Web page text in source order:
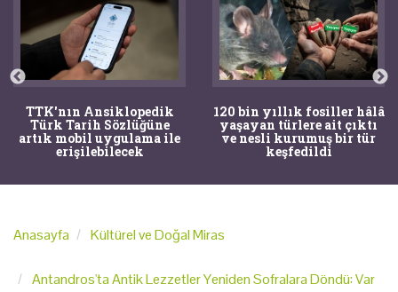
TTK'nın Ansiklopedik
Türk Tarih Sözlüğüne
artık mobil uygulama ile
erişilebilecek
120 bin yıllık fosiller hâlâ
yaşayan türlere ait çıktı
ve nesli kurumuş bir tür
keşfedildi
Anasayfa Kültürel ve Doğal Miras
Antandros'ta Antik Lezzetler Yeniden Sofralara Döndü: Var